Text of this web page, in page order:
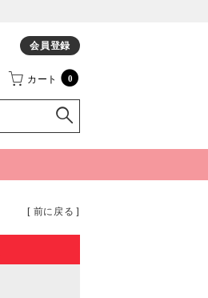
会員登録
カート 0
[ 前に戻る ]